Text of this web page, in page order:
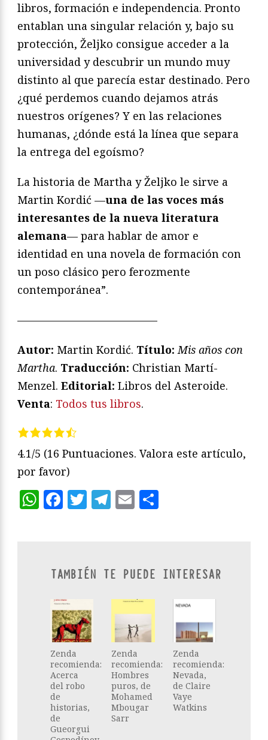
libros, formación e independencia. Pronto
entablan una singular relación y, bajo su
protección, Željko consigue acceder a la
universidad y descubrir un mundo muy
distinto al que parecía estar destinado. Pero
¿qué perdemos cuando dejamos atrás
nuestros orígenes? Y en las relaciones
humanas, ¿dónde está la línea que separa
la entrega del egoísmo?
La historia de Martha y Željko le sirve a
Martin Kordić —una de las voces más
interesantes de la nueva literatura
alemana— para hablar de amor e
identidad en una novela de formación con
un poso clásico pero ferozmente
contemporánea”.
—————————————
Autor: Martin Kordić. Título: Mis años con
Martha. Traducción: Christian Martí-
Menzel. Editorial: Libros del Asteroide.
Venta: Todos tus libros.
4.1/5 (16 Puntuaciones. Valora este artículo,
por favor)
WhatsApp
Facebook
Twitter
Telegram
Email
TAMBIÉN TE PUEDE INTERESAR
Zenda
recomienda:
Acerca
del robo
de
historias,
de
Gueorgui
Zenda
recomienda:
Hombres
puros, de
Mohamed
Mbougar
Sarr
Zenda
recomienda:
Nevada,
de Claire
Vaye
Watkins